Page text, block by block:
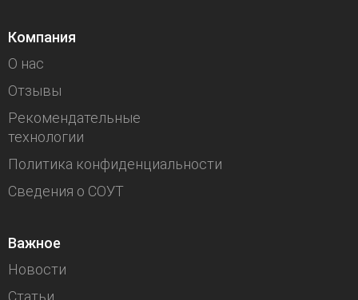
Компания
О нас
Отзывы
Рекомендательные
технологии
Политика конфиденциальности
Сведения о СОУТ
Важное
Новости
Статьи